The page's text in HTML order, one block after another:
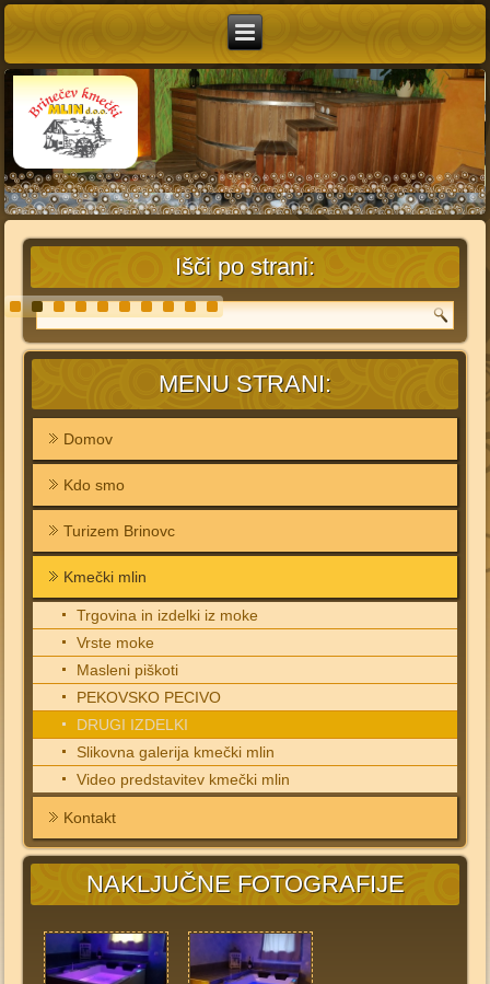
Išči po strani:
MENU STRANI:
Domov
Kdo smo
Turizem Brinovc
Kmečki mlin
Trgovina in izdelki iz moke
Vrste moke
Masleni piškoti
PEKOVSKO PECIVO
DRUGI IZDELKI
Slikovna galerija kmečki mlin
Video predstavitev kmečki mlin
Kontakt
NAKLJUČNE FOTOGRAFIJE